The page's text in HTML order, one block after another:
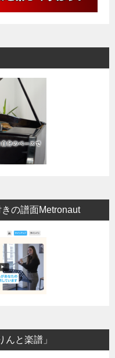
の譜面Metronaut
と楽譜」